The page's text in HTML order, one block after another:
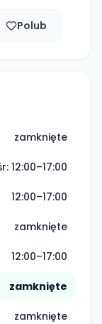
Polub
zamknięte
12:00–17:00
12:00–17:00
zamknięte
12:00–17:00
zamknięte
zamknięte